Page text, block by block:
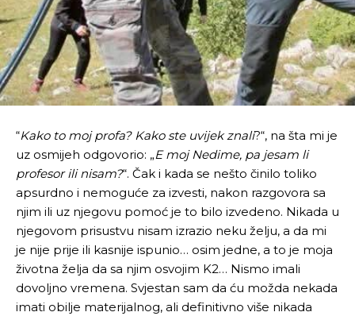
“Kako to moj profa? Kako ste uvijek znali?“, na šta mi je
uz osmijeh odgovorio: „E moj Nedime, pa jesam li
profesor ili nisam?“. Čak i kada se nešto činilo toliko
apsurdno i nemoguće za izvesti, nakon razgovora sa
njim ili uz njegovu pomoć je to bilo izvedeno. Nikada u
njegovom prisustvu nisam izrazio neku želju, a da mi
je nije prije ili kasnije ispunio… osim jedne, a to je moja
životna želja da sa njim osvojim K2… Nismo imali
dovoljno vremena. Svjestan sam da ću možda nekada
imati obilje materijalnog, ali definitivno više nikada